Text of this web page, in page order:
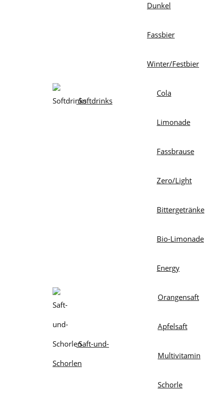
Dunkel
Fassbier
Winter/Festbier
Softdrinks
Cola
Limonade
Fassbrause
Zero/Light
Bittergetränke
Bio-Limonade
Energy
Saft-und-
Schorlen
Orangensaft
Apfelsaft
Multivitamin
Schorle